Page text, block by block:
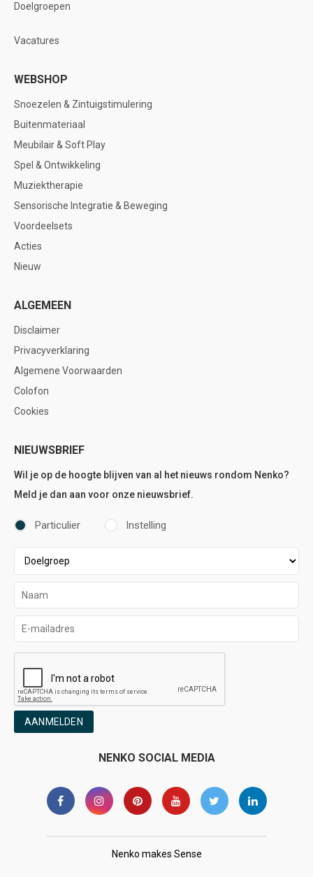
Doelgroepen
Vacatures
WEBSHOP
Snoezelen & Zintuigstimulering
Buitenmateriaal
Meubilair & Soft Play
Spel & Ontwikkeling
Muziektherapie
Sensorische Integratie & Beweging
Voordeelsets
Acties
Nieuw
ALGEMEEN
Disclaimer
Privacyverklaring
Algemene Voorwaarden
Colofon
Cookies
NIEUWSBRIEF
Wil je op de hoogte blijven van al het nieuws rondom Nenko?
Meld je dan aan voor onze nieuwsbrief.
Particulier Instelling
AANMELDEN
NENKO SOCIAL MEDIA
Nenko makes Sense